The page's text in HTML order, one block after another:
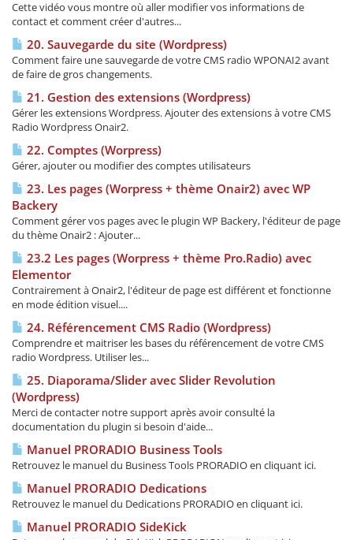
Cette vidéo vous montre où aller modifier vos informations de
contact et comment créer d'autres...
20. Sauvegarde du site (Wordpress)
Comment faire une sauvegarde de votre CMS radio WPONAI2 avant
de faire de gros changements.
21. Gestion des extensions (Wordpress)
Gérer les extensions Wordpress. Ajouter des extensions à votre CMS
Radio Wordpress Onair2.
22. Comptes (Worpress)
Gérer, ajouter ou modifier des comptes utilisateurs
23. Les pages (Worpress + thème Onair2) avec WP
Backery
Comment gérer vos pages avec le plugin WP Backery, l'éditeur de page
du thème Onair2 : Ajouter...
23.2 Les pages (Worpress + thème Pro.Radio) avec
Elementor
Contrairement à Onair2, l'éditeur de page est différent et fonctionne
en mode édition visuel....
24. Référencement CMS Radio (Wordpress)
Comprendre et maitriser les bases du référencement de votre CMS
radio Wordpress. Utiliser les...
25. Diaporama/Slider avec Slider Revolution
(Wordpress)
Merci de contacter notre support après avoir consulté la
documentation du plugin si besoin d'aide...
Manuel PRORADIO Business Tools
Retrouvez le manuel du Business Tools PRORADIO en cliquant ici.
Manuel PRORADIO Dedications
Retrouvez le manuel du Dedications PRORADIO en cliquant ici.
Manuel PRORADIO SideKick